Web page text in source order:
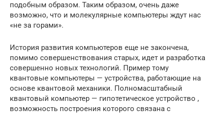
подобным образом. Таким образом, очень даже
возможно, что и молекулярные компьютеры ждут нас
«не за горами».
История развития компьютеров еще не закончена,
помимо совершенствования старых, идет и разработка
совершенно новых технологий. Пример тому
квантовые компьютеры — устройства, работающие на
основе квантовой механики. Полномасштабный
квантовый компьютер — гипотетическое устройство ,
возможность построения которого связана с